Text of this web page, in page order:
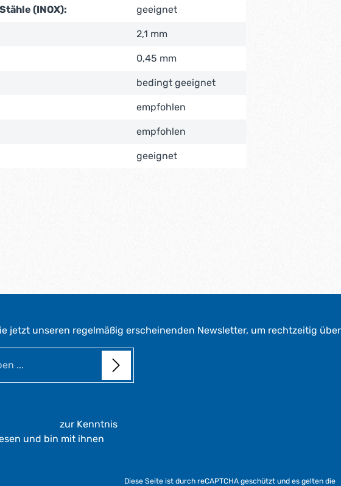
(INOX): geeignet
2,1 mm
0,45 mm
bedingt geeignet
empfohlen
empfohlen
geeignet
jetzt unseren regelmäßig erscheinenden Newsletter, um rechtzeitig
zur Kenntnis
und bin mit ihnen
Diese Seite ist durch reCAPTCHA geschützt und es gelten die